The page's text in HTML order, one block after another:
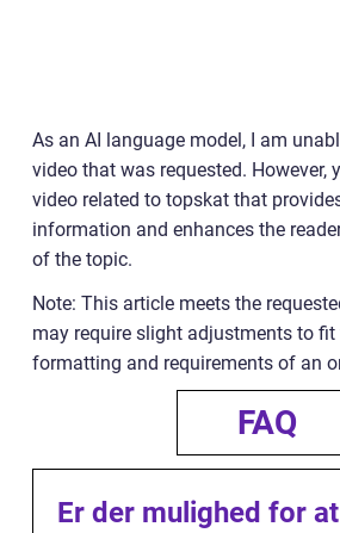
As an AI language model, I am
video that was requested. However,
video related to topskat that
information and enhances the
of the topic.
Note: This article meets the
may require slight adjustments to
formatting and requirements of an
FAQ
Er der mulighed for